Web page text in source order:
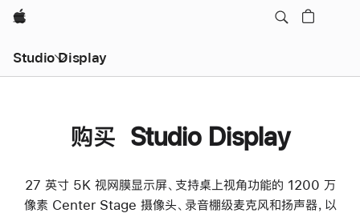
Apple
Studio Display
购买 Studio Display
27 英寸 5K 视网膜显示屏、支持桌上视角功能的 1200 万
像素 Center Stage 摄像头、录音棚级麦克风和扬声器，以